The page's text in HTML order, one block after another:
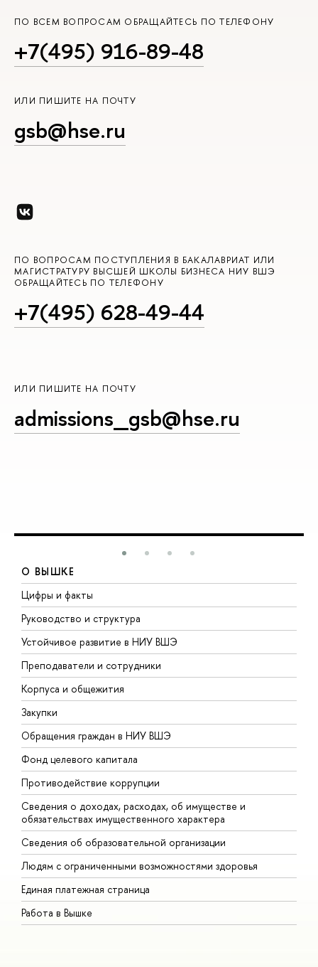
ПО ВСЕМ ВОПРОСАМ ОБРАЩАЙТЕСЬ ПО ТЕЛЕФОНУ
+7(495) 916-89-48
ИЛИ ПИШИТЕ НА ПОЧТУ
gsb@hse.ru
ПО ВОПРОСАМ ПОСТУПЛЕНИЯ В БАКАЛАВРИАТ ИЛИ
МАГИСТРАТУРУ ВЫСШЕЙ ШКОЛЫ БИЗНЕСА НИУ ВШЭ
ОБРАЩАЙТЕСЬ ПО ТЕЛЕФОНУ
+7(495) 628-49-44
ИЛИ ПИШИТЕ НА ПОЧТУ
admissions_gsb@hse.ru
О ВЫШКЕ
Цифры и факты
Руководство и структура
Устойчивое развитие в НИУ ВШЭ
Преподаватели и сотрудники
Корпуса и общежития
Закупки
Обращения граждан в НИУ ВШЭ
Фонд целевого капитала
Противодействие коррупции
Сведения о доходах, расходах, об имуществе и
обязательствах имущественного характера
Сведения об образовательной организации
Людям с ограниченными возможностями здоровья
Единая платежная страница
Работа в Вышке